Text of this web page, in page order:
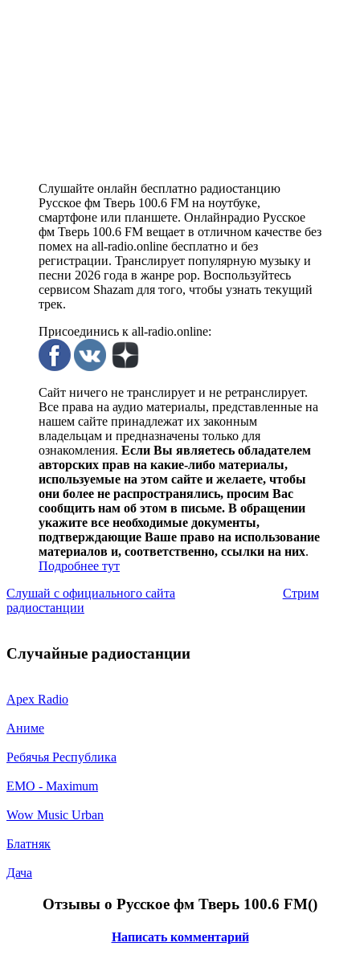
Слушайте онлайн бесплатно радиостанцию
Русское фм Тверь 100.6 FM на ноутбуке,
смартфоне или планшете. Онлайнрадио Русское
фм Тверь 100.6 FM вещает в отличном качестве без
помех на all-radio.online бесплатно и без
регистрации. Транслирует популярную музыку и
песни 2026 года в жанре pop. Воспользуйтесь
сервисом Shazam для того, чтобы узнать текущий
трек.
Присоединись к all-radio.online:
Сайт ничего не транслирует и не ретранслирует.
Все права на аудио материалы, представленные на
нашем сайте принадлежат их законным
владельцам и предназначены только для
ознакомления. Если Вы являетесь обладателем
авторских прав на какие-либо материалы,
используемые на этом сайте и желаете, чтобы
они более не распространялись, просим Вас
сообщить нам об этом в письме. В обращении
укажите все необходимые документы,
подтверждающие Ваше право на использование
материалов и, соответственно, ссылки на них.
Подробнее тут
Слушай с официального сайта
Стрим
радиостанции
Случайные радиостанции
Apex Radio
Аниме
Ребячья Республика
EMO - Maximum
Wow Music Urban
Блатняк
Дача
Отзывы о Русское фм Тверь 100.6 FM()
Написать комментарий